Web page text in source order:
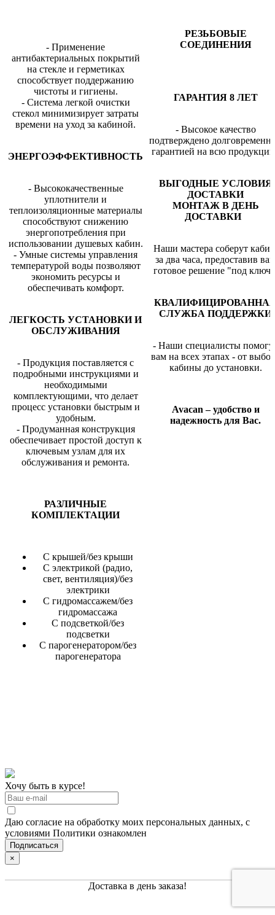
- Применение
антибактериальных покрытий
на стекле и герметиках
способствует поддержанию
чистоты и гигиены.
- Система легкой очистки
стекол минимизирует затраты
времени на уход за кабиной.
ЭНЕРГОЭФФЕКТИВНОСТЬ
- Высококачественные
уплотнители и
теплоизоляционные материалы
способствуют снижению
энергопотребления при
использовании душевых кабин.
- Умные системы управления
температурой воды позволяют
экономить ресурсы и
обеспечивать комфорт.
ЛЕГКОСТЬ УСТАНОВКИ И
ОБСЛУЖИВАНИЯ
- Продукция поставляется с
подробными инструкциями и
необходимыми
комплектующими, что делает
процесс установки быстрым и
удобным.
- Продуманная конструкция
обеспечивает простой доступ к
ключевым узлам для их
обслуживания и ремонта.
РАЗЛИЧНЫЕ
КОМПЛЕКТАЦИИ
С крышей/без крыши
С электрикой (радио,
свет, вентиляция)/без
электрики
С гидромассажем/без
гидромассажа
С подсветкой/без
подсветки
С парогенератором/без
парогенератора
РЕЗЬБОВЫЕ
СОЕДИНЕНИЯ
ГАРАНТИЯ 8 ЛЕТ
- Высокое качество
подтверждено
гарантией на всю
ВЫГОДНЫЕ УСЛОВИЯ
ДОСТАВКИ
МОНТАЖ В ДЕНЬ
ДОСТАВКИ
Наши мастера соберут
за два часа, предоставив вам
готовое решение "под
СЛУЖБА ПОДДЕРЖКИ
- Наши специалисты
вам на всех этапах - от
кабины до установки.
Avacan – удобство и
надежность для Вас.
Хочу быть в курсе!
Даю согласие на обработку моих персональных данных, с
условиями Политики ознакомлен
×
Доставка в день заказа!